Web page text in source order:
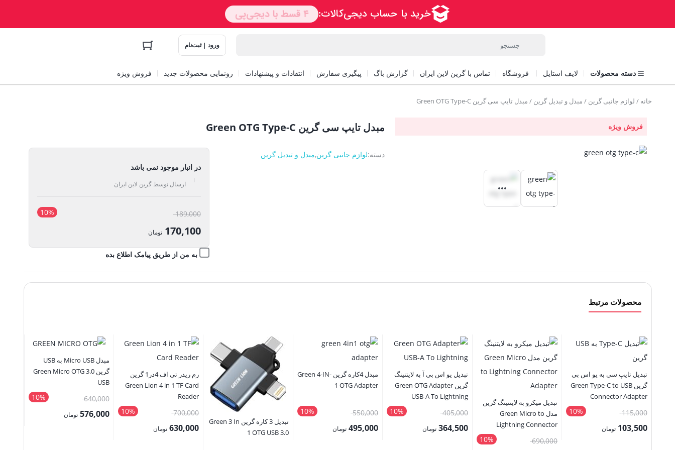
ورود | ثبت‌نام
دسته محصولات لایف استایل فروشگاه تماس با گرین لاین ایران گزارش باگ پیگیری سفارش انتقادات و پیشنهادات رونمایی محصولات جدید فروش ویژه
خانه / لوازم جانبی گرین / مبدل و تبدیل گرین / مبدل تایپ سی گرین Green OTG Type-C
فروش ویژه مبدل تایپ سی گرین Green OTG Type-C
دسته:لوازم جانبی گرین,مبدل و تبدیل گرین
در انبار موجود نمی باشد
ارسال توسط گرین لاین ایران
10% 189,000قیمت
اصلی:
بود.
170,100 تومان
قیمت
فعلی:
به من از طریق پیامک اطلاع بده
محصولات مرتبط
تبدیل تایپ سی به یو اس بی
گرین Green Type-C to USB
Connector Adapter
10% 115,000قیمت
اصلی:103,500 تومان
تبدیل میکرو به لایتنینگ گرین
مدل Green Micro to
Lightning Connector
10% 690,000قیمت
تبدیل یو اس بی آ به لایتنینگ
گرین Green OTG Adapter
USB-A To Lightning
10% 405,000قیمت
اصلی:364,500 تومان
مبدل 4کاره گرین Green 4-IN-
1 OTG Adapter
10% 550,000قیمت
اصلی:495,000 تومان
تبدیل 3 کاره گرین Green 3 In
1 OTG USB 3.0
رم ریدر تی اف 4در1 گرین
Green Lion 4 in 1 TF Card
Reader
10% 700,000قیمت
اصلی:630,000 تومان
مبدل Micro USB به USB
گرین Green Micro OTG 3.0
USB
10% 640,000قیمت
اصلی:576,000 تومان